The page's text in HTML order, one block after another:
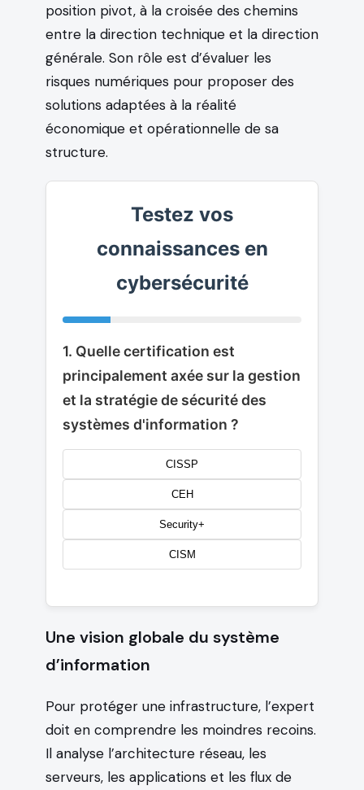
position pivot, à la croisée des chemins
entre la direction technique et la direction
générale. Son rôle est d’évaluer les
risques numériques pour proposer des
solutions adaptées à la réalité
économique et opérationnelle de sa
structure.
Testez vos
connaissances en
cybersécurité
1. Quelle certification est
principalement axée sur la gestion
et la stratégie de sécurité des
systèmes d'information ?
CISSP
CEH
Security+
CISM
Une vision globale du système
d’information
Pour protéger une infrastructure, l’expert
doit en comprendre les moindres recoins.
Il analyse l’architecture réseau, les
serveurs, les applications et les flux de